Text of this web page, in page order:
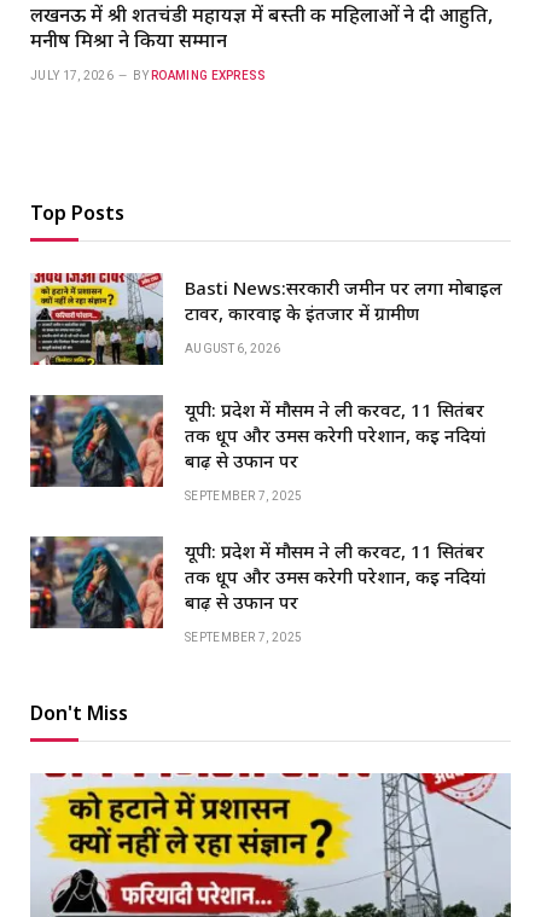
लखनऊ में श्री शतचंडी महायज्ञ में बस्ती की महिलाओं ने दी आहुति,
मनीष मिश्रा ने किया सम्मान
JULY 17, 2026 BY ROAMING EXPRESS
Top Posts
Basti News:सरकारी जमीन पर लगा मोबाइल
टावर, कार्रवाई के इंतजार में ग्रामीण
AUGUST 6, 2026
यूपी: प्रदेश में मौसम ने ली करवट, 11 सितंबर
तक धूप और उमस करेगी परेशान, कई नदियां
बाढ़ से उफान पर
SEPTEMBER 7, 2025
यूपी: प्रदेश में मौसम ने ली करवट, 11 सितंबर
तक धूप और उमस करेगी परेशान, कई नदियां
बाढ़ से उफान पर
SEPTEMBER 7, 2025
Don't Miss